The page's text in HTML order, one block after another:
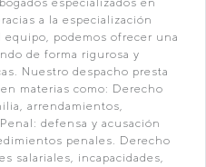
a la especialización
podemos ofrecer una
de forma rigurosa y
Nuestro despacho presta
materias como: Derecho
arrendamientos,
defensa y acusación
penales. Derecho
salariales, incapacidades,